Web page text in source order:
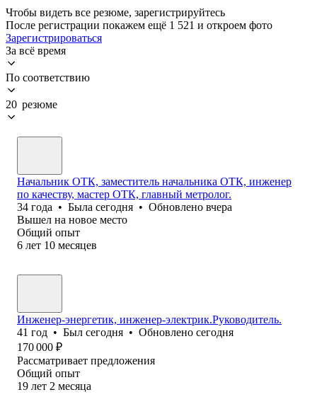
Чтобы видеть все резюме, зарегистрируйтесь
После регистрации покажем ещё 1 521 и откроем фото
Зарегистрироваться
За всё время
По соответствию
20 резюме
Начальник ОТК, заместитель начальника ОТК, инженер
по качеству, мастер ОТК, главный метролог.
34 года • Была сегодня • Обновлено вчера
Вышел на новое место
Общий опыт
6 лет 10 месяцев
Инженер-энергетик, инженер-электрик.Руководитель.
41 год • Был сегодня • Обновлено сегодня
170 000 ₽
Рассматривает предложения
Общий опыт
19 лет 2 месяца